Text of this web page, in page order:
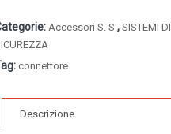
Accessori S. S., SISTEMI DI
connettore
Descrizione